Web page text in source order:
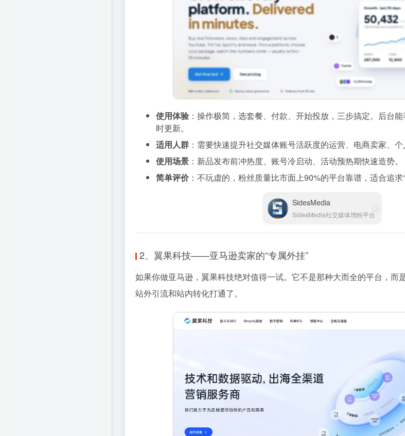
使用体验 ：操作极简，选套餐、付款、开始投放，三步搞定。后台
时更新。
适用人群 ：需要快速提升社交媒体账号活跃度的运营、电商卖家、个
使用场景 ：新品发布前冲热度、账号冷启动、活动预热期快速造势。
简单评价：不玩虚的，粉丝质量比市面上90%的平台靠谱，适合追求“
SidesMedia
SidesMedia社交媒体增粉平台
2、翼果科技——亚马逊卖家的“专属外挂”
如果你做亚马逊，翼果科技绝对值得一试。它不是那种大而全的平台，而
站外引流和站内转化打通了。